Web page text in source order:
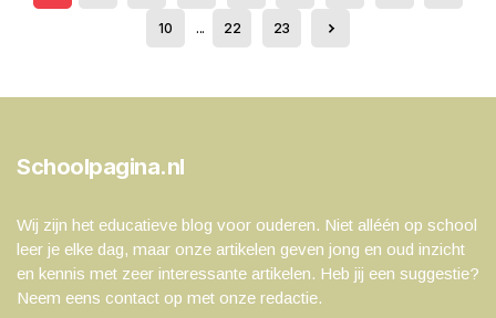
10 ... 22 23
Schoolpagina.nl
Wij zijn het educatieve blog voor ouderen. Niet alléén op school
leer je elke dag, maar onze artikelen geven jong en oud inzicht
en kennis met zeer interessante artikelen. Heb jij een suggestie?
Neem eens contact op met onze redactie.